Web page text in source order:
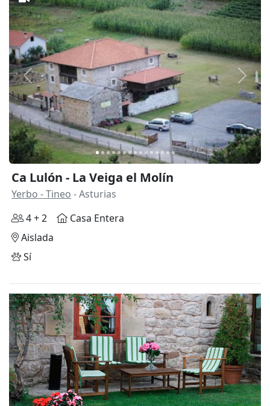
Anterior
Ca Lulón - La Veiga el Molín
Yerbo - Tineo - Asturias
4 + 2
Casa Entera
Aislada
Sí